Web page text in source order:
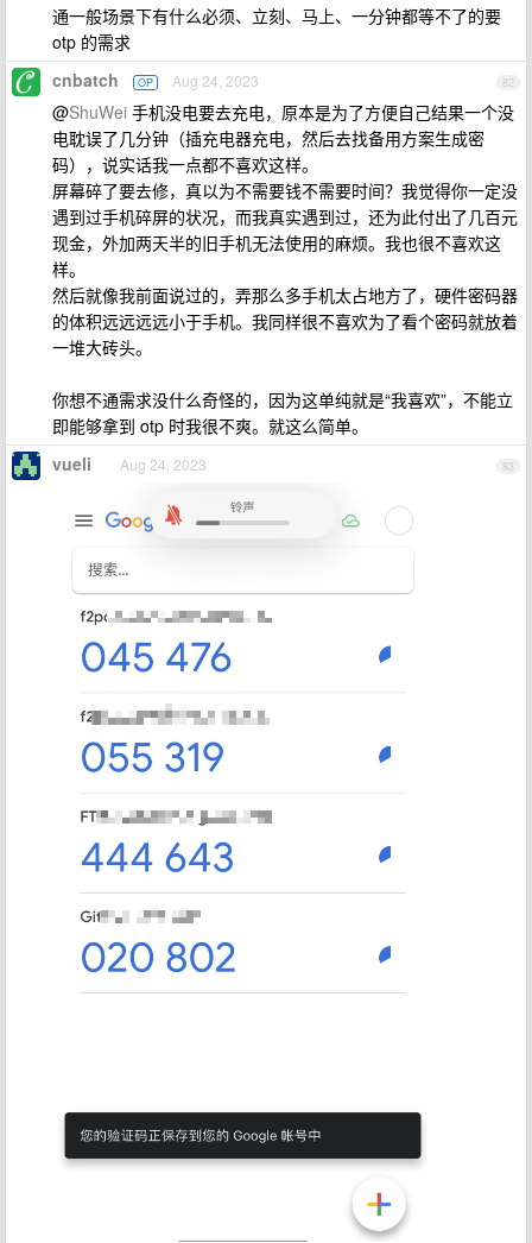
通一般场景下有什么必须、立刻、马上、一分钟都等不了的要
otp 的需求
82
cnbatch OP Aug 24, 2023
@ShuWei 手机没电要去充电，原本是为了方便自己结果一个没
电耽误了几分钟（插充电器充电，然后去找备用方案生成密
码），说实话我一点都不喜欢这样。
屏幕碎了要去修，真以为不需要钱不需要时间？我觉得你一定没
遇到过手机碎屏的状况，而我真实遇到过，还为此付出了几百元
现金，外加两天半的旧手机无法使用的麻烦。我也很不喜欢这
样。
然后就像我前面说过的，弄那么多手机太占地方了，硬件密码器
的体积远远远远小于手机。我同样很不喜欢为了看个密码就放着
一堆大砖头。
你想不通需求没什么奇怪的，因为这单纯就是“我喜欢”，不能立
即能够拿到 otp 时我很不爽。就这么简单。
83
vueli Aug 24, 2023